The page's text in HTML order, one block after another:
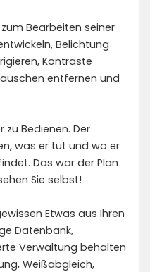
Bearbeiten seiner
Belichtung
Kontraste
entfernen und
zu Bedienen. Der
was er tut und wo er
Das war der Plan
Sie selbst!
Etwas aus Ihren
Datenbank,
Verwaltung behalten
Weißabgleich,